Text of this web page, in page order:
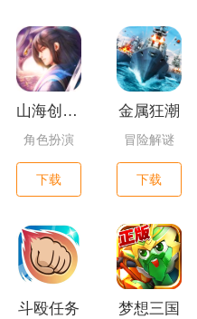
山海创世录一剑天逆
角色扮演
下载
金属狂潮
冒险解谜
下载
斗殴任务 梦想三国